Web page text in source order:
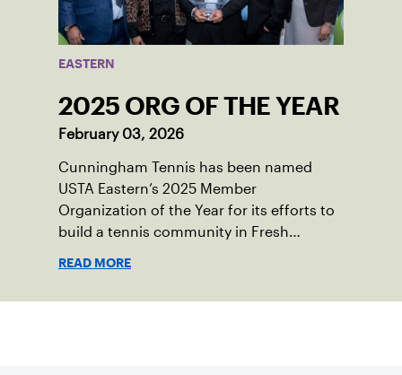
EASTERN
2025 ORG OF THE YEAR
February 03, 2026
Cunningham Tennis has been named
USTA Eastern’s 2025 Member
Organization of the Year for its efforts to
build a tennis community in Fresh
READ MORE